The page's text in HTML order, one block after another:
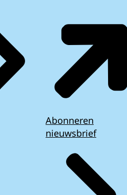
Abonneren
nieuwsbrief